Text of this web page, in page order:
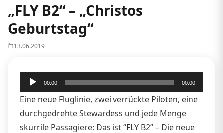
„FLY B2“ – „Christos
Geburtstag“
13.06.2019
Audio-
Player
00:00 00:00
Eine neue Fluglinie, zwei verrückte Piloten, eine
durchgedrehte Stewardess und jede Menge
skurrile Passagiere: Das ist “FLY B2” – Die neue